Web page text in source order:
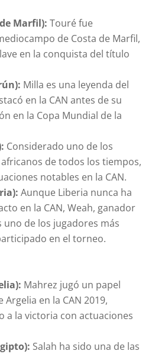
Marfil): Touré fue
de Costa de Marfil,
en la conquista del título
Milla es una leyenda del
en la CAN antes de su
en la Copa Mundial de la
Considerado uno de los
de todos los tiempos,
notables en la CAN.
Aunque Liberia nunca ha
en la CAN, Weah, ganador
uno de los jugadores más
en el torneo.
Mahrez jugó un papel
en la CAN 2019,
a la victoria con actuaciones
Salah ha sido una de las